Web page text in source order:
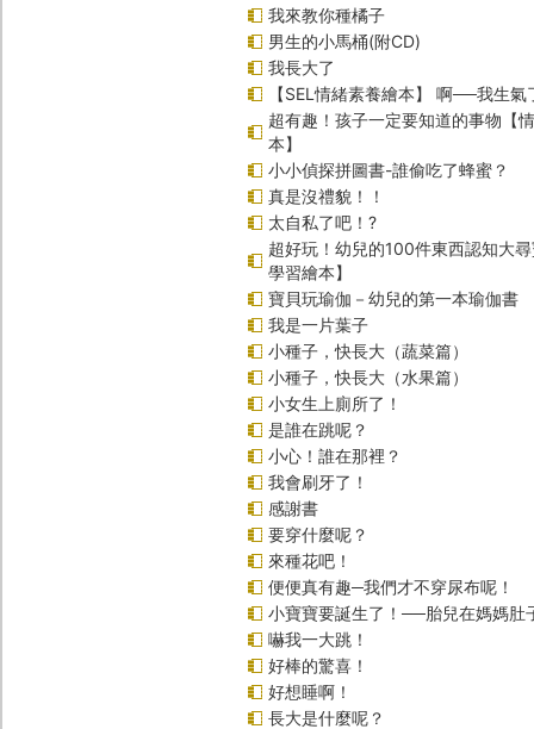
我來教你種橘子
男生的小馬桶(附CD)
我長大了
【SEL情緒素養繪本】 啊──我生氣
超有趣！孩子一定要知道的事物【
本】
小小偵探拼圖書-誰偷吃了蜂蜜？
真是沒禮貌！！
太自私了吧！?
超好玩！幼兒的100件東西認知大
學習繪本】
寶貝玩瑜伽－幼兒的第一本瑜伽書
我是一片葉子
小種子，快長大（蔬菜篇）
小種子，快長大（水果篇）
小女生上廁所了！
是誰在跳呢？
小心！誰在那裡？
我會刷牙了！
感謝書
要穿什麼呢？
來種花吧！
便便真有趣─我們才不穿尿布呢！
小寶寶要誕生了！──胎兒在媽媽肚
嚇我一大跳！
好棒的驚喜！
好想睡啊！
長大是什麼呢？